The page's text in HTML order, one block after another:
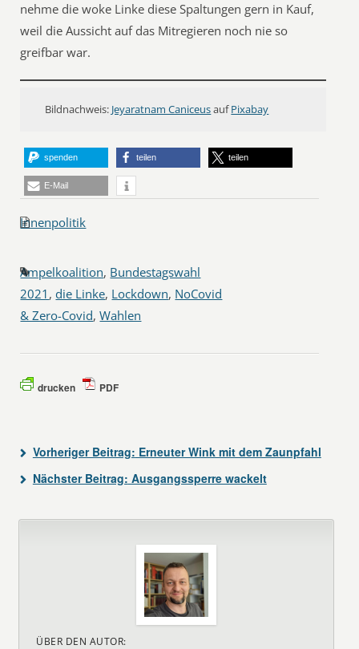
nehme die woke Linke diese Spaltungen gern in Kauf,
weil die Aussicht auf das Mitregieren noch nie so
greifbar war.
Bildnachweis: Jeyaratnam CaniceusaufPixabay
spenden teilen teilen
E-Mail
Innenpolitik
Ampelkoalition, Bundestagswahl
2021 ,die Linke, Lockdown, NoCovid
& Zero-Covid,Wahlen
drucken PDF
Vorheriger Beitrag: Erneuter Wink mit dem Zaunpfahl
Nächster Beitrag: Ausgangssperre wackelt
ÜBER DEN AUTOR: